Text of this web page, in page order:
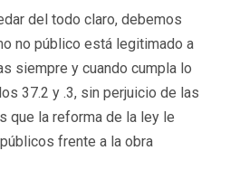
del todo claro, debemos
no público está legitimado a
siempre y cuando cumpla lo
37.2 y .3, sin perjuicio de las
la reforma de la ley le
frente a la obra